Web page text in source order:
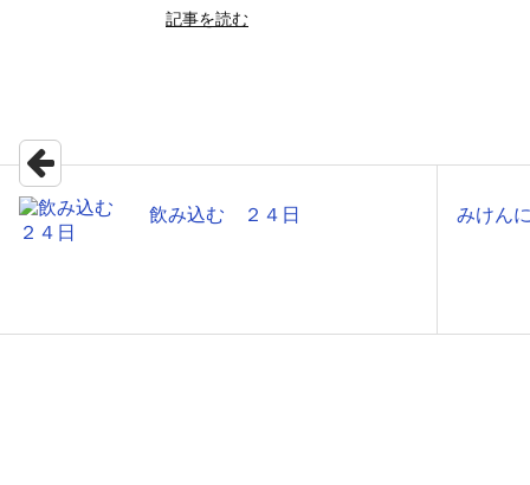
記事を読む
飲み込む ２４日 みけん